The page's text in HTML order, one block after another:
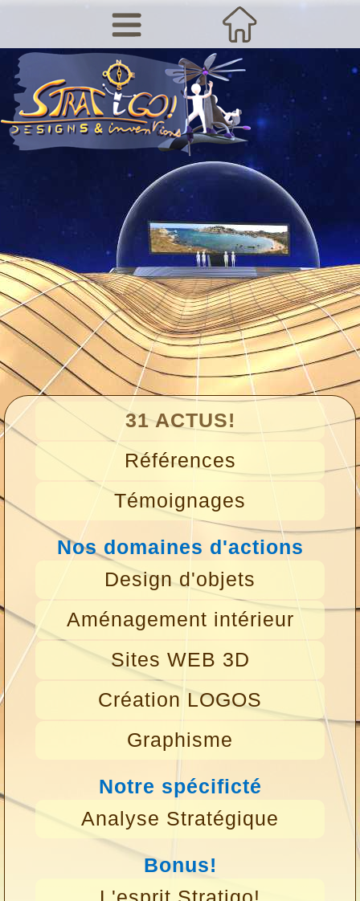
31 ACTUS!
Références
Témoignages
Nos domaines d'actions
Design d'objets
Aménagement intérieur
Sites WEB 3D
Création LOGOS
Graphisme
Notre spécificté
Analyse Stratégique
Bonus!